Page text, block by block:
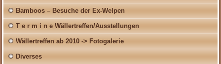
Bamboos – Besuche der Ex-Welpen
T e r m i n e Wällertreffen/Ausstellungen
Wällertreffen ab 2010 -> Fotogalerie
Diverses